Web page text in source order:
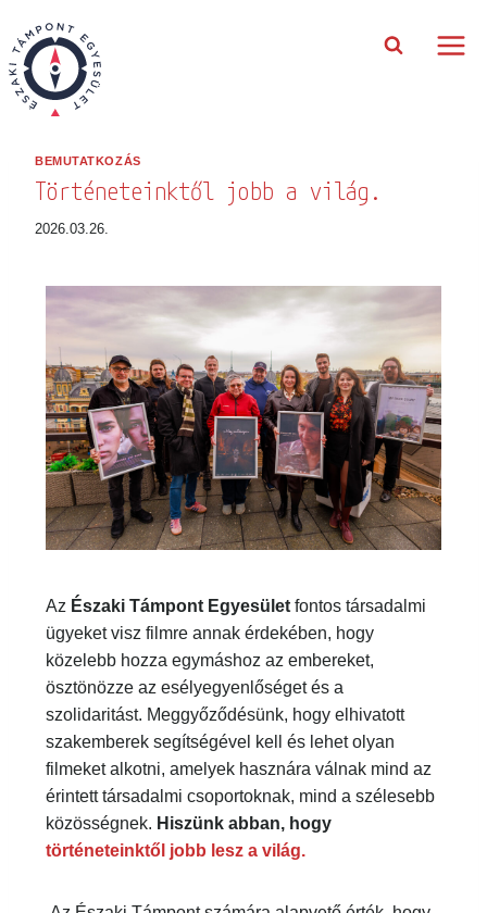
BEMUTATKOZÁS
Történeteinktől jobb a világ.
2026.03.26.
Az Északi Támpont Egyesület
fontos
társadalmi ügyeket visz filmre annak érdekében,
hogy közelebb hozza egymáshoz az embereket,
ösztönözze az esélyegyenlőséget és a
szolidaritást. Meggyőződésünk, hogy elhivatott
szakemberek segítségével kell és lehet olyan
filmeket alkotni, amelyek hasznára válnak mind
az érintett társadalmi csoportoknak, mind a
szélesebb közösségnek.Hiszünk abban, hogy
történeteinktől jobb lesz a világ.
Az Északi Támpont számára alapvető érték,
Hírlevél feliratkozás
Értesülj legfrissebb híreinkről,
filmjeinkről és társadalmi akcióinkról!
Keresztnév *:
Vezetéknév *:
Engedélykérés *
hírlevél küldése érdekében használja és tárolja. Kérjük
jelöld be az alábbi mezőt, amennyiben hozzájárulsz
ehhez!
Elolvastam és elfogadom a felhasználási feltételeket
Bármikor leiratkozhatsz a hírlevélről, az emailek alján
található, vonatkozó linkre kattintva. Adataidat az
adatvédelmi előírásoknak megfelelően kezeljük.
Adatkezelési szabályzatunkról a honlapunkon
tájékozódhatsz, a következő linken:Adatkezelési
tájékoztató